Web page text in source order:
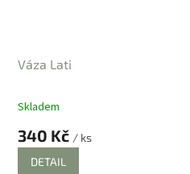
Váza Lati
Průměrné
produktu
Skladem
340 Kč / ks
DETAIL